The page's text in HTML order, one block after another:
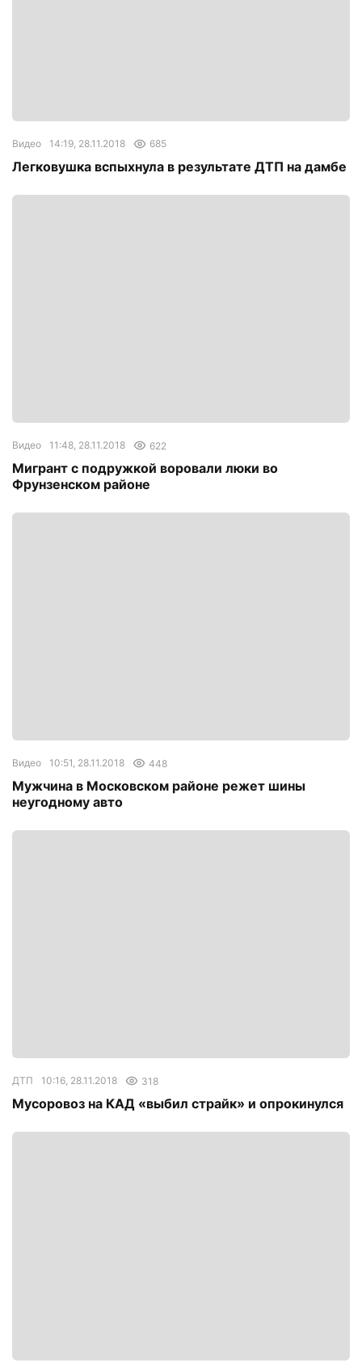
Видео 14:19, 28.11.2018 685
Легковушка вспыхнула в результате ДТП на дамбе
Видео 11:48, 28.11.2018 622
Мигрант с подружкой воровали люки во
Фрунзенском районе
Видео 10:51, 28.11.2018 448
Мужчина в Московском районе режет шины
неугодному авто
ДТП 10:16, 28.11.2018 318
Мусоровоз на КАД «выбил страйк» и опрокинулся